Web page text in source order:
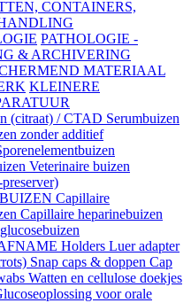
CONTAINERS,
PATHOLOGIE -
& ARCHIVERING
MATERIAAL
KLEINERE
(citraat) / CTAD Serumbuizen
zonder additief
Veterinaire buizen
Capillaire
Capillaire heparinebuizen
Holders Luer adapter
Snap caps & doppen Cap
Watten en cellulose doekjes
voor orale